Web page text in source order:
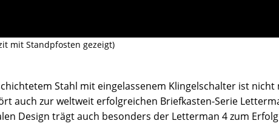
mit Standpfosten gezeigt)
Stahl mit eingelassenem Klingelschalter ist
auch zur weltweit erfolgreichen Briefkasten-Serie
Design trägt auch besonders der Letterman 4 zum